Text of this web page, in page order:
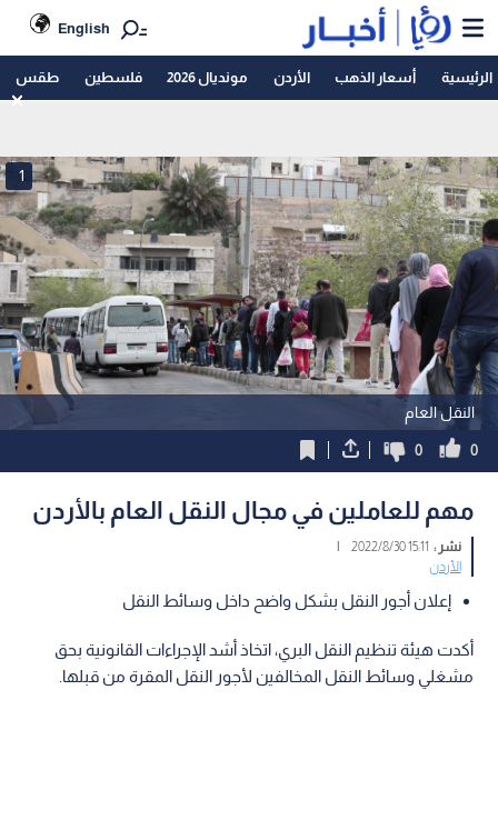
English
الرئيسية أسعار الذهب الأردن مونديال 2026 فلسطين طقس
النقل العام
1
0
0
مهم للعاملين في مجال النقل العام بالأردن
نشر : 15:11 2022/8/30
|
الأردن
إعلان أجور النقل بشكل واضح داخل وسائط النقل
أكدت هيئة تنظيم النقل البري، اتخاذ أشد الإجراءات القانونية بحق
مشغلي وسائط النقل المخالفين لأجور النقل المقرة من قبلها.